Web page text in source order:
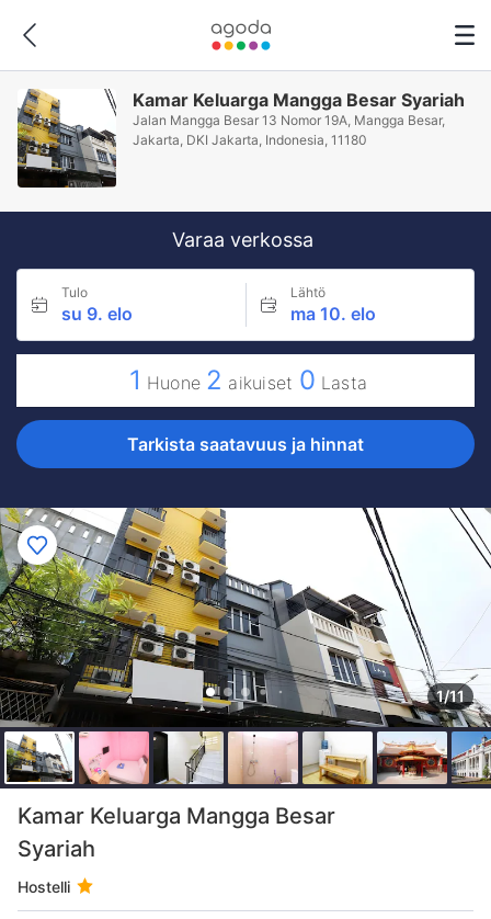
Kamar Keluarga Mangga Besar Syariah
Jalan Mangga Besar 13 Nomor 19A, Mangga Besar,
Jakarta, DKI Jakarta, Indonesia, 11180
Varaa verkossa
Tulo
su 9. elo
Lähtö
ma 10. elo
1 Huone 2 aikuiset 0 Lasta
Tarkista saatavuus ja hinnat
1/11
Kamar Keluarga Mangga Besar
Syariah
Hostelli